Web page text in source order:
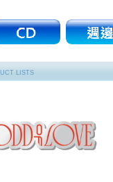
LISTS